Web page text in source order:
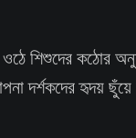
শিশুদের কঠোর
দর্শকদের হৃদয় ছুঁয়ে